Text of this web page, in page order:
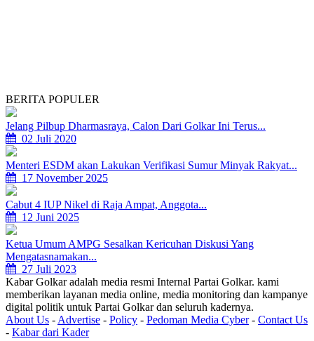
BERITA POPULER
Jelang Pilbup Dharmasraya, Calon Dari Golkar Ini Terus...
02 Juli 2020
Menteri ESDM akan Lakukan Verifikasi Sumur Minyak Rakyat...
17 November 2025
Cabut 4 IUP Nikel di Raja Ampat, Anggota...
12 Juni 2025
Ketua Umum AMPG Sesalkan Kericuhan Diskusi Yang
Mengatasnamakan...
27 Juli 2023
Kabar Golkar adalah media resmi Internal Partai Golkar. kami
memberikan layanan media online, media monitoring dan kampanye
digital politik untuk Partai Golkar dan seluruh kadernya.
About Us - Advertise - Policy - Pedoman Media Cyber- Contact Us
- Kabar dari Kader